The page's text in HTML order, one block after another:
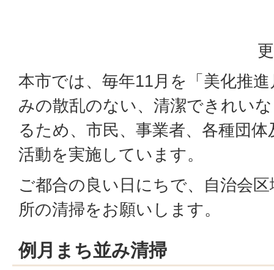
本市では、毎年11月を「美化推
みの散乱のない、清潔できれい
るため、市民、事業者、各種団
活動を実施しています。
ご都合の良い日にちで、自治会
所の清掃をお願いします。
例月まち並み清掃